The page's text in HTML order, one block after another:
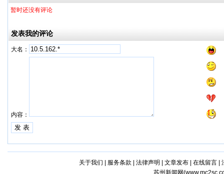
暂时还没有评论
发表我的评论
大名：
内容：
关于我们 服务条款 法律声明 文章发布| 在线留言|
苏州新闻网(